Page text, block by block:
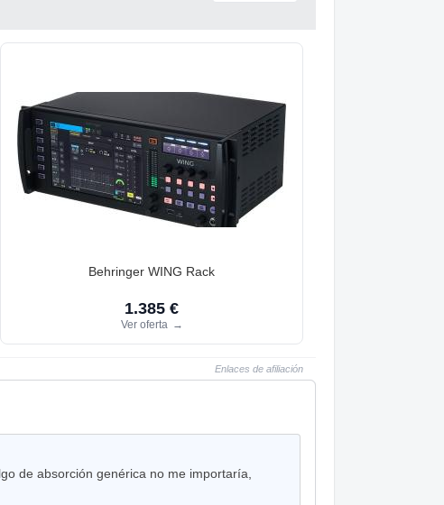
Behringer WING Rack
1.385 €
Ver oferta →
Enlaces de afiliación
de absorción genérica no me importaría,